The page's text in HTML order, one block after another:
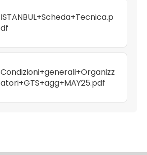
ISTANBUL+Scheda+Tecnica.p
df
Condizioni+generali+Organizz
atori+GTS+agg+MAY25.pdf